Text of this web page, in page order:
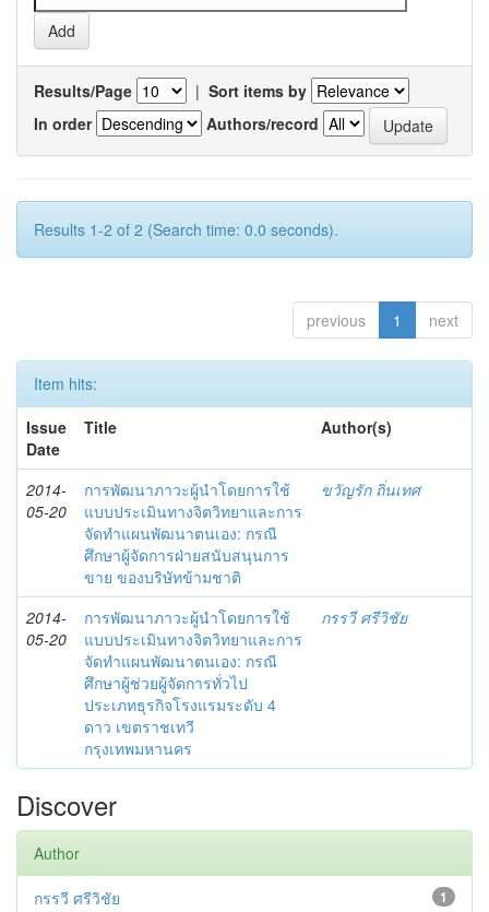
Results/Page | Sort items by
In order
Authors/record
Results 1-2 of 2 (Search time: 0.0 seconds).
previous 1 next
Item hits:
Issue
Date
Title Author(s)
2014-
05-20
การพัฒนาภาวะผู้นำโดยการใช้
แบบประเมินทางจิตวิทยาและการ
จัดทำแผนพัฒนาตนเอง: กรณี
ศึกษาผู้จัดการฝ่ายสนับสนุนการ
ขาย ของบริษัทข้ามชาติ
ขวัญรัก ถิ่นเทศ
2014-
05-20
การพัฒนาภาวะผู้นำโดยการใช้
แบบประเมินทางจิตวิทยาและการ
จัดทำแผนพัฒนาตนเอง: กรณี
ศึกษาผู้ช่วยผู้จัดการทั่วไป
ประเภทธุรกิจโรงแรมระดับ 4
ดาว เขตราชเทวี
กรุงเทพมหานคร
กรรวี ศรีวิชัย
Discover
Author
1
กรรวี ศรีวิชัย